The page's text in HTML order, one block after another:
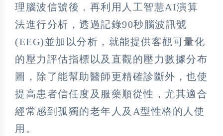
理腦波信號後，再利用人工智慧AI演算
法進行分析，透過記錄90秒腦波訊號
(EEG)並加以分析，就能提供客觀可量化
的壓力評估指標以及直觀的壓力數據分布
圖，除了能幫助醫師更精確診斷外，也使
提高患者信任度及服藥順從性，尤其適合
經常感到孤獨的老年人及A型性格的人使
用。